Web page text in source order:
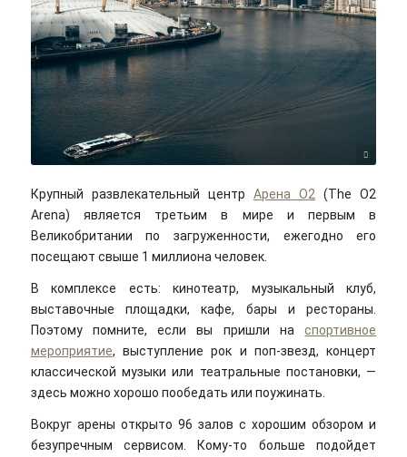
Крупный развлекательный центр Арена O2 (The O2
Arena) является третьим в мире и первым в
Великобритании по загруженности, ежегодно его
посещают свыше 1 миллиона человек.
В комплексе есть: кинотеатр, музыкальный клуб,
выставочные площадки, кафе, бары и рестораны.
Поэтому помните, если вы пришли наспортивное
мероприятие, выступление рок и поп-звезд, концерт
классической музыки или театральные постановки, —
здесь можно хорошо пообедать или поужинать.
Вокруг арены открыто 96 залов с хорошим обзором и
безупречным сервисом. Кому-то больше подойдет